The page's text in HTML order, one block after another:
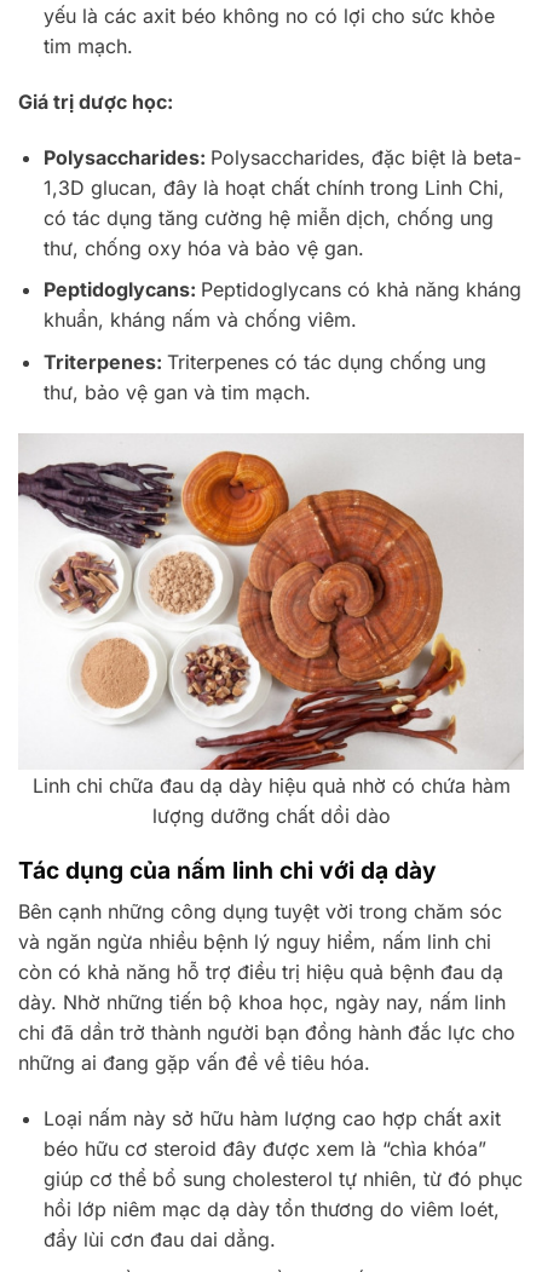
yếu là các axit béo không no có lợi cho sức khỏe
tim mạch.
Giá trị dược học:
Polysaccharides: Polysaccharides, đặc biệt là beta-
1,3D glucan, đây là hoạt chất chính trong Linh Chi,
có tác dụng tăng cường hệ miễn dịch, chống ung
thư, chống oxy hóa và bảo vệ gan.
Peptidoglycans: Peptidoglycans có khả năng kháng
khuẩn, kháng nấm và chống viêm.
Triterpenes: Triterpenes có tác dụng chống ung
thư, bảo vệ gan và tim mạch.
Linh chi chữa đau dạ dày hiệu quả nhờ có chứa hàm
lượng dưỡng chất dồi dào
Tác dụng của nấm linh chi với dạ dày
Bên cạnh những công dụng tuyệt vời trong chăm sóc
và ngăn ngừa nhiều bệnh lý nguy hiểm, nấm linh chi
còn có khả năng hỗ trợ điều trị hiệu quả bệnh đau dạ
dày. Nhờ những tiến bộ khoa học, ngày nay, nấm linh
chi đã dần trở thành người bạn đồng hành đắc lực cho
những ai đang gặp vấn đề về tiêu hóa.
Loại nấm này sở hữu hàm lượng cao hợp chất axit
béo hữu cơ steroid đây được xem là “chìa khóa”
giúp cơ thể bổ sung cholesterol tự nhiên, từ đó phục
hồi lớp niêm mạc dạ dày tổn thương do viêm loét,
đẩy lùi cơn đau dai dẳng.